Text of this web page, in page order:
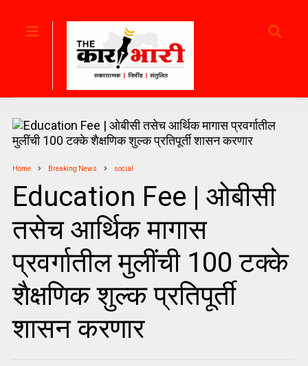
Home Breaking News social
Education Fee | ओबीसी
तसेच आर्थिक मागास
प्रवर्गातील मुलींची 100 टक्के
शैक्षणिक शुल्क प्रतिपूर्ती
शासन करणार